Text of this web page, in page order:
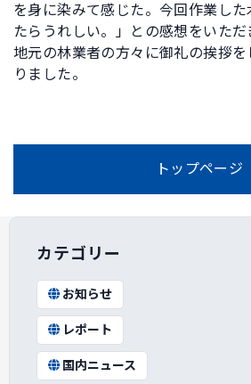
を身に染みて感じた。今回作業し
たらうれしい。」との感想をいた
地元の林業者の方々に御礼の挨拶を
りました。
トップページ
カテゴリー
お知らせ
レポート
国内ニュース